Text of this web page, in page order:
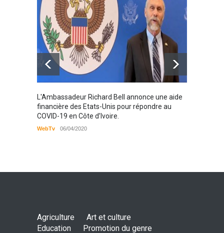
Santé 25/03/2019
L'Ambassadeur Richard Bell annonce une aide
financière des Etats-Unis pour répondre au
COVID-19 en Côte d’Ivoire.
WebTv 06/04/2020
Agriculture
Art et culture
Education
Promotion du genre